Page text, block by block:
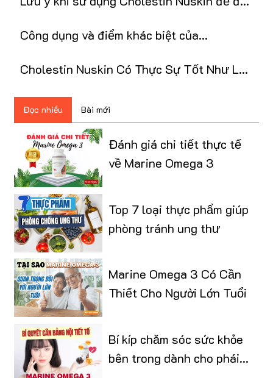
Công dụng và điểm khác biệt của
Cholestin Nuskin Có Thực Sự Tốt Như Lời
Đọc nhiều Bài mới
Đánh giá chi tiết thực tế
về Marine Omega 3
Top 7 loại thực phẩm giúp
phòng tránh ung thư
Marine Omega 3 Có Cần
Thiết Cho Người Lớn Tuổi
Bí kíp chăm sóc sức khỏe
bên trong dành cho phái